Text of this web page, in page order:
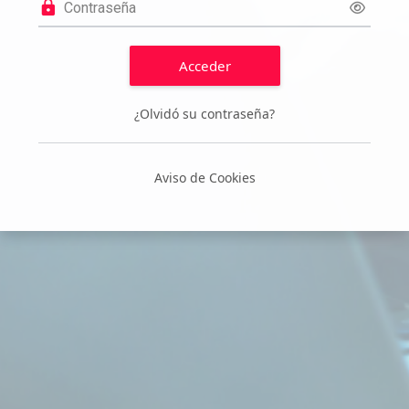
Acceder
¿Olvidó su contraseña?
Aviso de Cookies